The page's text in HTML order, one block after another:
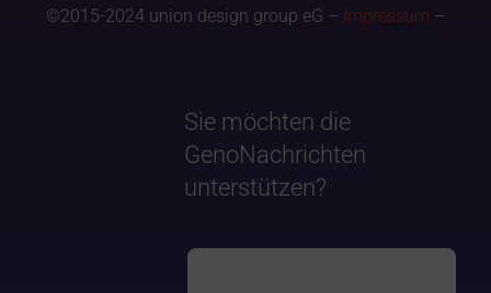
©2015-2024 union design group eG – Impressum –
Sie möchten die
GenoNachrichten
unterstützen?